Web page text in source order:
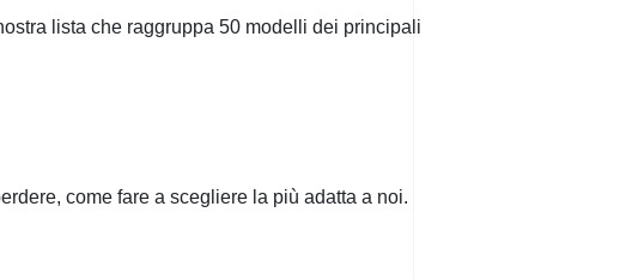
lista che raggruppa 50 modelli dei principali
come fare a scegliere la più adatta a noi.